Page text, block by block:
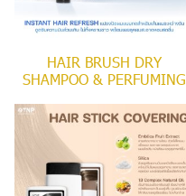
HAIR BRUSH DRY
SHAMPOO & PERFUMING